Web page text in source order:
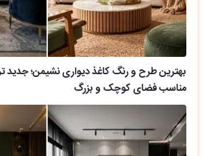
بهترین طرح و رنگ کاغذ دیواری نشیمن؛ جدید
مناسب فضای کوچک و بزرگ